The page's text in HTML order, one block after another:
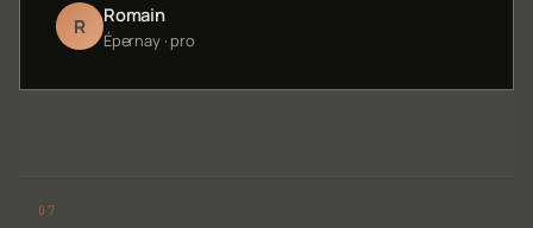
R Romain
Épernay · pro